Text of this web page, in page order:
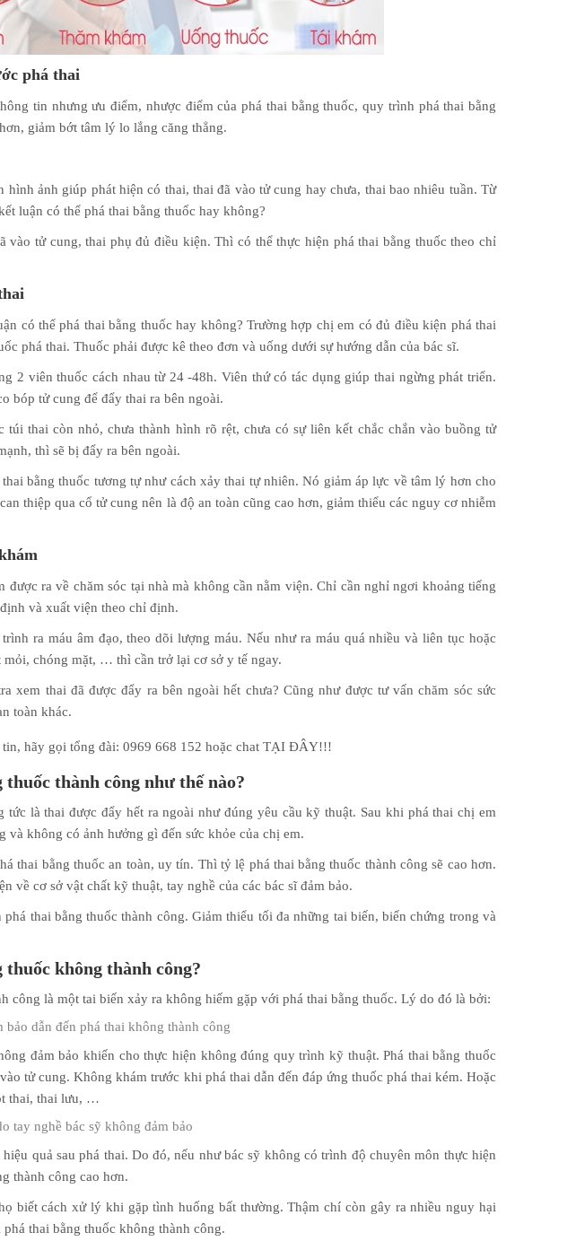
phá thai
tin nhưng ưu điểm, nhược điểm của phá thai bằng thuốc, quy trình phá thai bằng
giảm bớt tâm lý lo lắng căng thẳng.
hình ảnh giúp phát hiện có thai, thai đã vào tử cung hay chưa, thai bao nhiêu tuần. Từ
luận có thể phá thai bằng thuốc hay không?
vào tử cung, thai phụ đủ điều kiện. Thì có thể thực hiện phá thai bằng thuốc theo chỉ
có thể phá thai bằng thuốc hay không? Trường hợp chị em có đủ điều kiện phá thai
phá thai. Thuốc phải được kê theo đơn và uống dưới sự hướng dẫn của bác sĩ.
2 viên thuốc cách nhau từ 24 -48h. Viên thứ có tác dụng giúp thai ngừng phát triển.
bóp tử cung để đẩy thai ra bên ngoài.
thai còn nhỏ, chưa thành hình rõ rệt, chưa có sự liên kết chắc chắn vào buồng tử
thì sẽ bị đẩy ra bên ngoài.
bằng thuốc tương tự như cách xảy thai tự nhiên. Nó giảm áp lực về tâm lý hơn cho
thiệp qua cổ tử cung nên là độ an toàn cũng cao hơn, giảm thiểu các nguy cơ nhiễm
được ra về chăm sóc tại nhà mà không cần nằm viện. Chỉ cần nghỉ ngơi khoảng tiếng
và xuất viện theo chỉ định.
ra máu âm đạo, theo dõi lượng máu. Nếu như ra máu quá nhiều và liên tục hoặc
mỏi, chóng mặt, … thì cần trở lại cơ sở y tế ngay.
xem thai đã được đẩy ra bên ngoài hết chưa? Cũng như được tư vấn chăm sóc sức
toàn khác.
tin, hãy gọi tổng đài: 0969 668 152 hoặc chat TẠI ĐÂY!!!
thành công như thế nào?
tức là thai được đẩy hết ra ngoài như đúng yêu cầu kỹ thuật. Sau khi phá thai chị em
và không có ảnh hưởng gì đến sức khỏe của chị em.
thai bằng thuốc an toàn, uy tín. Thì tỷ lệ phá thai bằng thuốc thành công sẽ cao hơn.
về cơ sở vật chất kỹ thuật, tay nghề của các bác sĩ đảm bảo.
phá thai bằng thuốc thành công. Giảm thiểu tối đa những tai biến, biến chứng trong và
không thành công?
công là một tai biến xảy ra không hiếm gặp với phá thai bằng thuốc. Lý do đó là bởi:
bảo dẫn đến phá thai không thành công
đảm bảo khiến cho thực hiện không đúng quy trình kỹ thuật. Phá thai bằng thuốc
tử cung. Không khám trước khi phá thai dẫn đến đáp ứng thuốc phá thai kém. Hoặc
thai, thai lưu, …
tay nghề bác sỹ không đảm bảo
quả sau phá thai. Do đó, nếu như bác sỹ không có trình độ chuyên môn thực hiện
thành công cao hơn.
biết cách xử lý khi gặp tình huống bất thường. Thậm chí còn gây ra nhiều nguy hại
thai bằng thuốc không thành công.